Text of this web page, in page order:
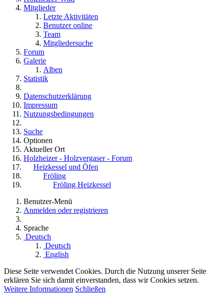
Mitglieder
Letzte Aktivitäten
Benutzer online
Team
Mitgliedersuche
Forum
Galerie
Alben
Statistik
Datenschutzerklärung
Impressum
Nutzungsbedingungen
Suche
Optionen
Aktueller Ort
Holzheizer - Holzvergaser - Forum
Heizkessel und Öfen
Fröling
Fröling Heizkessel
Benutzer-Menü
Anmelden oder registrieren
Sprache
Deutsch
Deutsch
English
Diese Seite verwendet Cookies. Durch die Nutzung unserer Seite
erklären Sie sich damit einverstanden, dass wir Cookies setzen.
Weitere Informationen Schließen